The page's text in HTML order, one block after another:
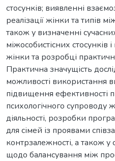
стосунків; виявленні
реалізації жінки та типів
також у визначенні
міжособистісних стосунків
жінки та розробці
Практична значущість
можливості використання
підвищення ефективності
психологічного супроводу
діяльності, розробки
для сімей із проявами
контрзалежності, а також
щодо балансування між